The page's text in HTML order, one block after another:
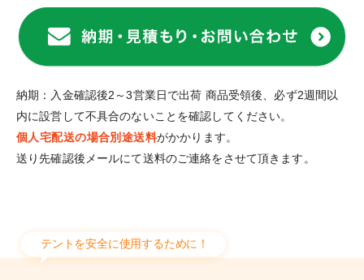
納期：入金確認後2～3営業日で出荷 商品受領後、必ず2週間以
内に設営して不具合のないことを確認してください。
個人宅配送の場合別途送料がかかります。
送り先確認後メールにて送料のご連絡をさせて頂きます。
テントを安全に使用するために！